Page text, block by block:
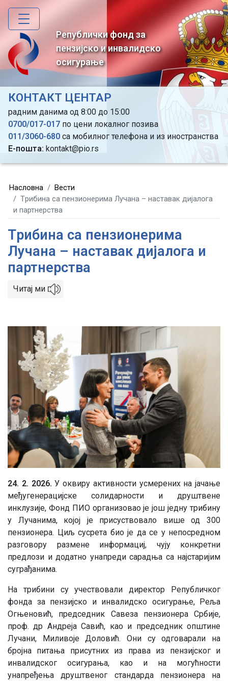
Skip
main
content
Републички фонд за
пензијско и инвалидско
осигурање
КОНТАКТ ЦЕНТАР
радним данима од 8:00 до 15:00
0700/017-017 по цени локалног позива
011/3060-680 са мобилног телефона и из иностранства
Е-пошта: kontakt@pio.rs
Насловна
Вести
Tрибина са пензионерима Лучана – наставак дијалога
и партнерства
Tрибина са пензионерима
Лучана – наставак дијалога и
партнерства
Читај ми
24. 2. 2026. У оквиру активности усмерених на јачање
међугенерацијске солидарности и друштвене
инклузије, Фонд ПИО организовао је још једну трибину
у Лучанима, којој је присуствовало више од 300
пензионера. Циљ сусрета био је да се у непосредном
разговору размене информациј, чују конкретни
предлози и додатно унапреди сарадња са најстаријим
суграђанима.
На трибини су учествовали директор Републичког
фонда за пензијско и инвалидско осигурање, Реља
Огњеновић, председник Савезa пензионера Србије,
проф. др Андреја Савић, као и председник општине
Лучани, Миливоје Доловић. Они су одговарали на
бројна питања присутних из права из пензијског и
инвалидског осигурања, као и на могућности
унапређења друштвеног стандарда пензионера на